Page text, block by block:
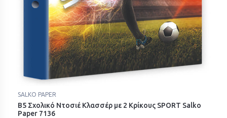
SALKO PAPER
Β5 Σχολικό Ντοσιέ Κλασσέρ με 2 Κρίκους SPORT Salko
Paper 7136